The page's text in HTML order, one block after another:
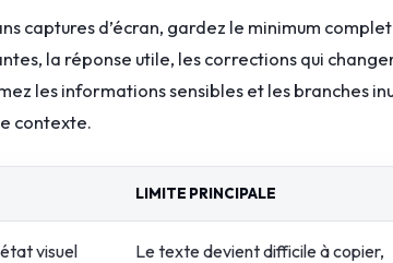
captures d’écran, gardez le minimum
la réponse utile, les corrections qui
les informations sensibles et les branches
contexte.
LIMITE PRINCIPALE
visuel
Le texte devient difficile à copier,